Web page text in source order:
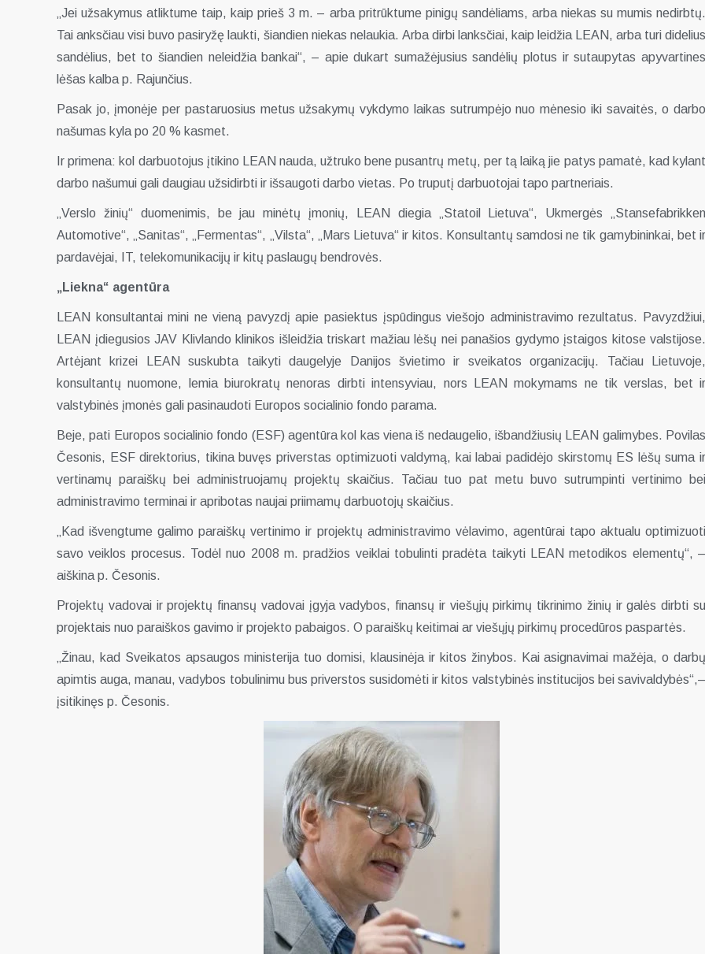
„Jei užsakymus atliktume taip, kaip prieš 3 m. – arba pritrūktume pinigų sandėliams, arba niekas su mumis nedirbtų.
Tai anksčiau visi buvo pasiryžę laukti, šiandien niekas nelaukia. Arba dirbi lanksčiai, kaip leidžia LEAN, arba turi didelius
sandėlius, bet to šiandien neleidžia bankai“, – apie dukart sumažėjusius sandėlių plotus ir sutaupytas apyvartines
lėšas kalba p. Rajunčius.
Pasak jo, įmonėje per pastaruosius metus užsakymų vykdymo laikas sutrumpėjo nuo mėnesio iki savaitės, o darbo
našumas kyla po 20 % kasmet.
Ir primena: kol darbuotojus įtikino LEAN nauda, užtruko bene pusantrų metų, per tą laiką jie patys pamatė, kad kylant
darbo našumui gali daugiau užsidirbti ir išsaugoti darbo vietas. Po truputį darbuotojai tapo partneriais.
„Verslo žinių“ duomenimis, be jau minėtų įmonių, LEAN diegia „Statoil Lietuva“, Ukmergės „Stansefabrikken
Automotive“, „Sanitas“, „Fermentas“, „Vilsta“, „Mars Lietuva“ ir kitos. Konsultantų samdosi ne tik gamybininkai, bet ir
pardavėjai, IT, telekomunikacijų ir kitų paslaugų bendrovės.
„Liekna“ agentūra
LEAN konsultantai mini ne vieną pavyzdį apie pasiektus įspūdingus viešojo administravimo rezultatus. Pavyzdžiui,
LEAN įdiegusios JAV Klivlando klinikos išleidžia triskart mažiau lėšų nei panašios gydymo įstaigos kitose valstijose.
Artėjant krizei LEAN suskubta taikyti daugelyje Danijos švietimo ir sveikatos organizacijų. Tačiau Lietuvoje,
konsultantų nuomone, lemia biurokratų nenoras dirbti intensyviau, nors LEAN mokymams ne tik verslas, bet ir
valstybinės įmonės gali pasinaudoti Europos socialinio fondo parama.
Beje, pati Europos socialinio fondo (ESF) agentūra kol kas viena iš nedaugelio, išbandžiusių LEAN galimybes. Povilas
Česonis, ESF direktorius, tikina buvęs priverstas optimizuoti valdymą, kai labai padidėjo skirstomų ES lėšų suma ir
vertinamų paraiškų bei administruojamų projektų skaičius. Tačiau tuo pat metu buvo sutrumpinti vertinimo bei
administravimo terminai ir apribotas naujai priimamų darbuotojų skaičius.
„Kad išvengtume galimo paraiškų vertinimo ir projektų administravimo vėlavimo, agentūrai tapo aktualu optimizuoti
savo veiklos procesus. Todėl nuo 2008 m. pradžios veiklai tobulinti pradėta taikyti LEAN metodikos elementų“, –
aiškina p. Česonis.
Projektų vadovai ir projektų finansų vadovai įgyja vadybos, finansų ir viešųjų pirkimų tikrinimo žinių ir galės dirbti su
projektais nuo paraiškos gavimo ir projekto pabaigos. O paraiškų keitimai ar viešųjų pirkimų procedūros paspartės.
„Žinau, kad Sveikatos apsaugos ministerija tuo domisi, klausinėja ir kitos žinybos. Kai asignavimai mažėja, o darbų
apimtis auga, manau, vadybos tobulinimu bus priverstos susidomėti ir kitos valstybinės institucijos bei savivaldybės“,–
įsitikinęs p. Česonis.